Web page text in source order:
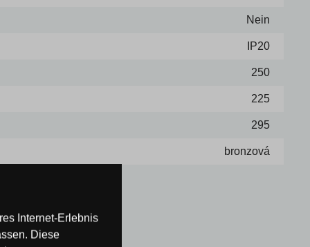
Nein
IP20
250
225
295
bronzová
Internet-Erlebnis
Diese